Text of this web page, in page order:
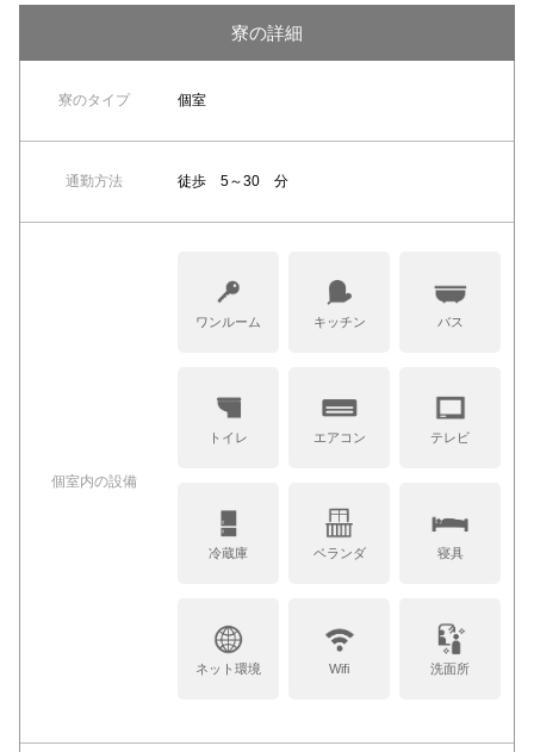
寮の詳細
寮のタイプ 個室
通勤方法 徒歩 5～30 分
個室内の設備
ワンルーム キッチン バス
トイレ エアコン テレビ
冷蔵庫 ベランダ 寝具
ネット環境 Wifi 洗面所